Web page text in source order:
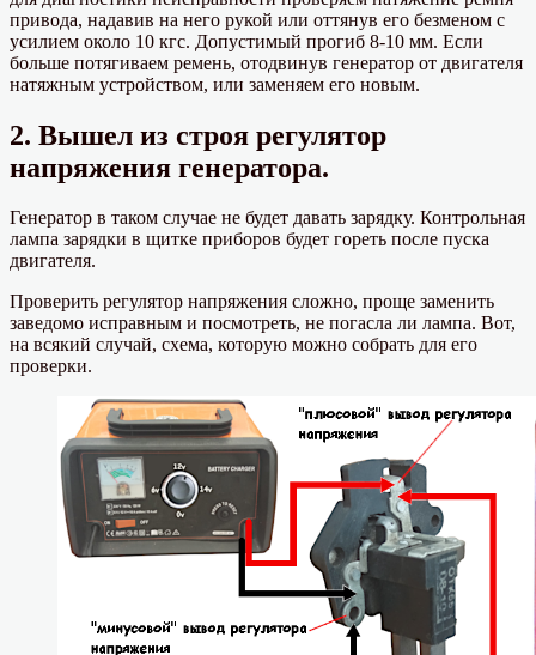
привода, надавив на него рукой или оттянув его безменом с
усилием около 10 кгс. Допустимый прогиб 8-10 мм. Если
больше потягиваем ремень, отодвинув генератор от двигателя
натяжным устройством, или заменяем его новым.
2. Вышел из строя регулятор
напряжения генератора.
Генератор в таком случае не будет давать зарядку. Контрольная
лампа зарядки в щитке приборов будет гореть после пуска
двигателя.
Проверить регулятор напряжения сложно, проще заменить
заведомо исправным и посмотреть, не погасла ли лампа. Вот,
на всякий случай, схема, которую можно собрать для его
проверки.